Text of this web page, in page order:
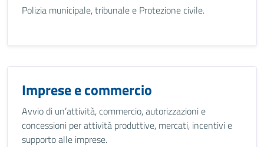
Polizia municipale, tribunale e Protezione civile.
Imprese e commercio
Avvio di un’attività, commercio, autorizzazioni e
concessioni per attività produttive, mercati, incentivi e
supporto alle imprese.